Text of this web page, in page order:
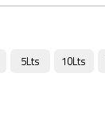
5Lts 10Lts